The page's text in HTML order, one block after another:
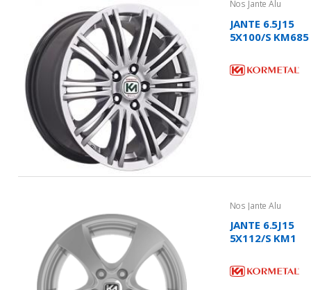
Nos Jante Alu
JANTE 6.5J15
5X100/S KM685
Nos Jante Alu
JANTE 6.5J15
5X112/S KM1